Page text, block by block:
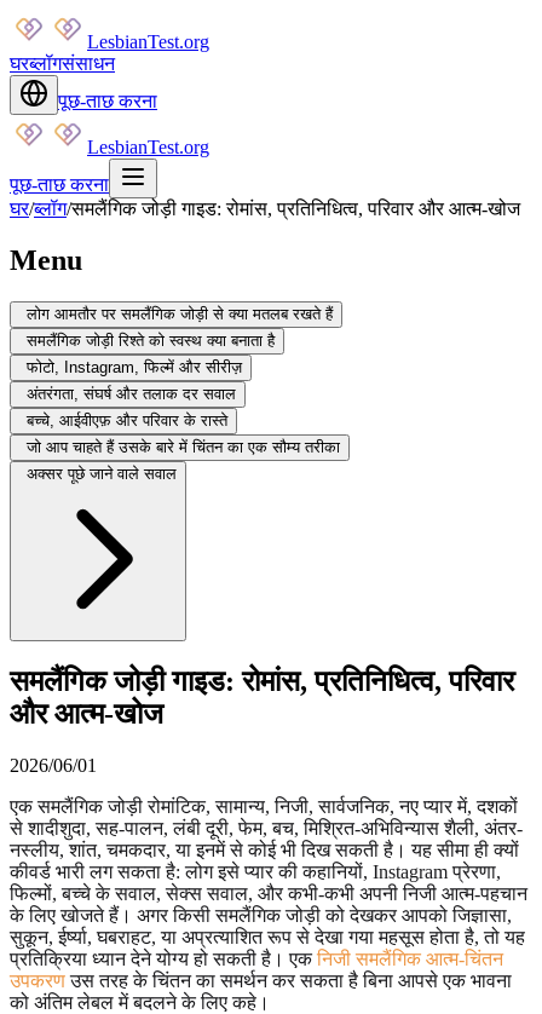
LesbianTest.org
घरब्लॉगसंसाधन
पूछ-ताछ करना
LesbianTest.org
पूछ-ताछ करना
घर/ब्लॉग/समलैंगिक जोड़ी गाइड: रोमांस, प्रतिनिधित्व, परिवार और आत्म-खोज
Menu
लोग आमतौर पर समलैंगिक जोड़ी से क्या मतलब रखते हैं
समलैंगिक जोड़ी रिश्ते को स्वस्थ क्या बनाता है
फोटो, Instagram, फिल्में और सीरीज़
अंतरंगता, संघर्ष और तलाक दर सवाल
बच्चे, आईवीएफ़ और परिवार के रास्ते
जो आप चाहते हैं उसके बारे में चिंतन का एक सौम्य तरीका
अक्सर पूछे जाने वाले सवाल
समलैंगिक जोड़ी गाइड: रोमांस, प्रतिनिधित्व, परिवार
और आत्म-खोज
2026/06/01
एक समलैंगिक जोड़ी रोमांटिक, सामान्य, निजी, सार्वजनिक, नए प्यार में, दशकों
से शादीशुदा, सह-पालन, लंबी दूरी, फेम, बच, मिश्रित-अभिविन्यास शैली, अंतर-
नस्लीय, शांत, चमकदार, या इनमें से कोई भी दिख सकती है। यह सीमा ही क्यों
कीवर्ड भारी लग सकता है: लोग इसे प्यार की कहानियों, Instagram प्रेरणा,
फिल्मों, बच्चे के सवाल, सेक्स सवाल, और कभी-कभी अपनी निजी आत्म-पहचान
के लिए खोजते हैं। अगर किसी समलैंगिक जोड़ी को देखकर आपको जिज्ञासा,
सुकून, ईर्ष्या, घबराहट, या अप्रत्याशित रूप से देखा गया महसूस होता है, तो यह
प्रतिक्रिया ध्यान देने योग्य हो सकती है। एकनिजी समलैंगिक आत्म-चिंतन
उपकरणउस तरह के चिंतन का समर्थन कर सकता है बिना आपसे एक भावना
को अंतिम लेबल में बदलने के लिए कहे।